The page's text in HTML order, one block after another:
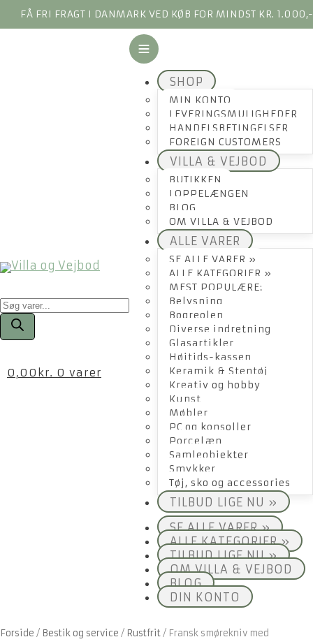
FÅ FRI FRAGT I DANMARK VED KØB FOR MINDST KR. 1.000,-
Products
search
0,00 kr. 0 varer
SHOP
MIN KONTO
LEVERINGSMULIGHEDER
HANDELSBETINGELSER
FOREIGN CUSTOMERS
VILLA & VEJBOD
BUTIKKEN
LOPPELÆNGEN
BLOG
OM VILLA & VEJBOD
ALLE VARER
SE ALLE VARER »
ALLE KATEGORIER »
MEST POPULÆRE:
Belysning
Bogreolen
Diverse indretning
Glasartikler
Højtids-kassen
Keramik & Stentøj
Kreativ og hobby
Kunst
Møbler
PC og konsoller
Porcelæn
Samleobjekter
Smykker
Tøj, sko og accessories
TILBUD LIGE NU »
SE ALLE VARER »
ALLE KATEGORIER »
TILBUD LIGE NU »
OM VILLA & VEJBOD
BLOG
DIN KONTO
Forside / Bestik og service / Rustfrit/ Fransk smørekniv med